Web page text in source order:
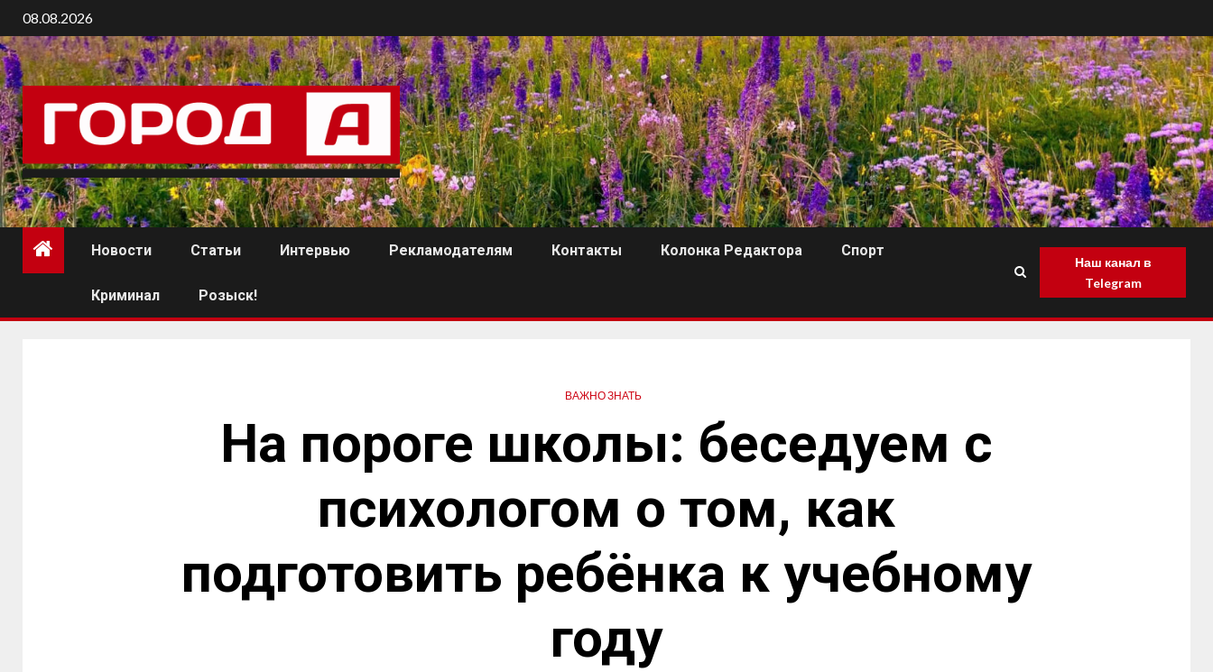
08.08.2026
Новости Статьи Интервью Рекламодателям Контакты Колонка Редактора Спорт
Криминал Розыск!
Наш канал в
Telegram
ВАЖНО ЗНАТЬ
На пороге школы: беседуем с
психологом о том, как
подготовить ребёнка к учебному
году